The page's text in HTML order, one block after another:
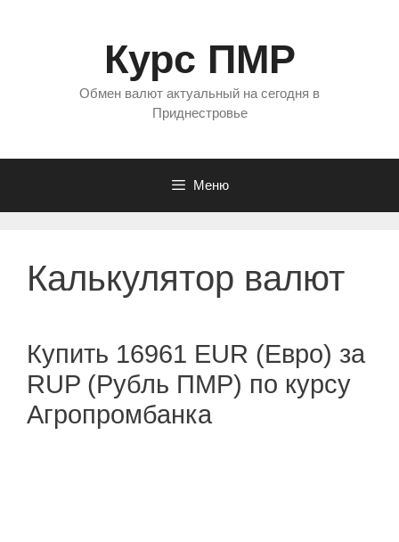
Курс ПМР
Обмен валют актуальный на сегодня в
Приднестровье
Меню
Калькулятор валют
Купить 16961 EUR (Евро) за
RUP (Рубль ПМР) по курсу
Агропромбанка